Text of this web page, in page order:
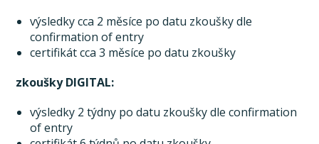
výsledky cca 2 měsíce po datu zkoušky dle
confirmation of entry
certifikát cca 3 měsíce po datu zkoušky
zkoušky DIGITAL:
výsledky 2 týdny po datu zkoušky dle confirmation
of entry